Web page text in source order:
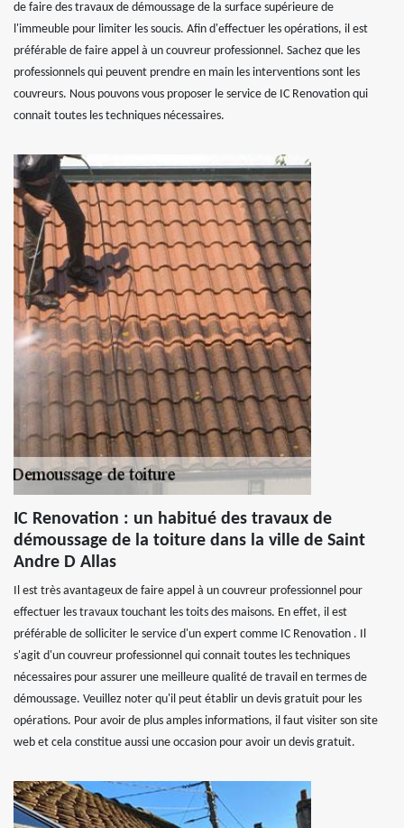
de faire des travaux de démoussage de la surface supérieure de
l'immeuble pour limiter les soucis. Afin d'effectuer les opérations, il est
préférable de faire appel à un couvreur professionnel. Sachez que les
professionnels qui peuvent prendre en main les interventions sont les
couvreurs. Nous pouvons vous proposer le service de IC Renovation qui
connait toutes les techniques nécessaires.
IC Renovation : un habitué des travaux de
démoussage de la toiture dans la ville de Saint
Andre D Allas
Il est très avantageux de faire appel à un couvreur professionnel pour
effectuer les travaux touchant les toits des maisons. En effet, il est
préférable de solliciter le service d'un expert comme IC Renovation . Il
s'agit d'un couvreur professionnel qui connait toutes les techniques
nécessaires pour assurer une meilleure qualité de travail en termes de
démoussage. Veuillez noter qu'il peut établir un devis gratuit pour les
opérations. Pour avoir de plus amples informations, il faut visiter son site
web et cela constitue aussi une occasion pour avoir un devis gratuit.